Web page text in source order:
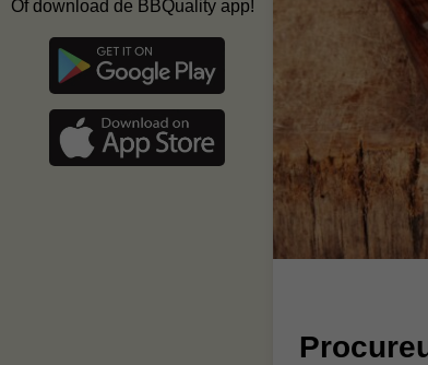
Of download de BBQuality app!